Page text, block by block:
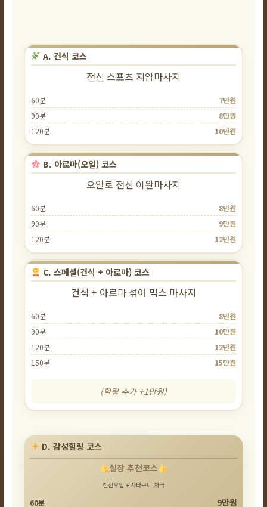
A. 건식 코스
전신 스포츠 지압마사지
60분
7만원
90분
8만원
120분
10만원
B. 아로마(오일) 코스
오일로 전신 이완마사지
60분
8만원
90분
9만원
120분
12만원
C. 스페셜(건식 + 아로마) 코스
건식 + 아로마 섞어 믹스 마사지
60분
8만원
90분
10만원
120분
12만원
150분
15만원
(힐링 추가 +1만원)
D. 감성힐링 코스
실장 추천코스
전신오일 + 사타구니 자극
60분 9만원